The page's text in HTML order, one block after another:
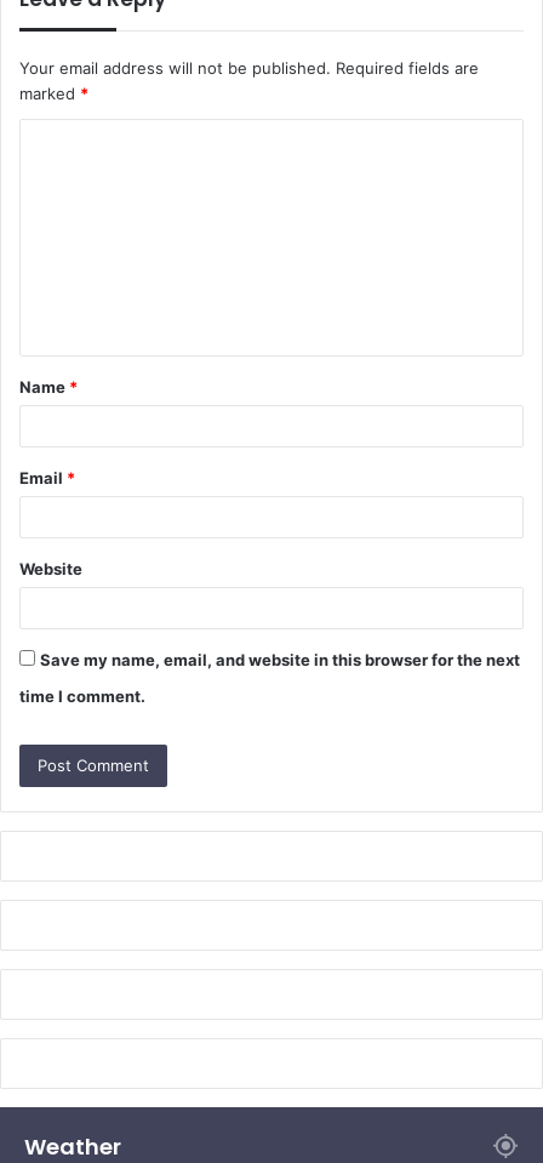
Your email address will not be published. Required fields are
marked *
t
*
Name *
Email *
Website
Save my name, email, and website in this browser for the next
time I comment.
Weather